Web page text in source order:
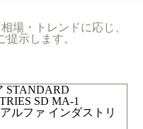
場・トレンドに応じ、
示します。